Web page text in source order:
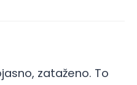
zataženo. To